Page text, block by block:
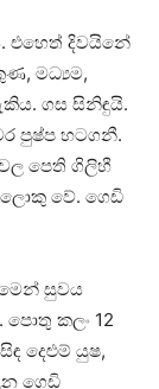
එහෙත් දිවයිනේ
මධ්‍යම,
ගස සිනිඳුයි.
පුෂ්ප හටගනී.
පෙති ගිලිහී
ලොකු වේ. ගෙඩි
සුවය
පොතු කලං 12
දෙළුම් යුෂ,
ගෙඩි